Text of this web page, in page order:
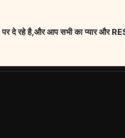
पर दे रहे है,और आप सभी का प्यार और